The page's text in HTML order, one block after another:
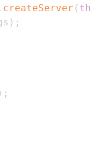
. createServer (
) ;
;